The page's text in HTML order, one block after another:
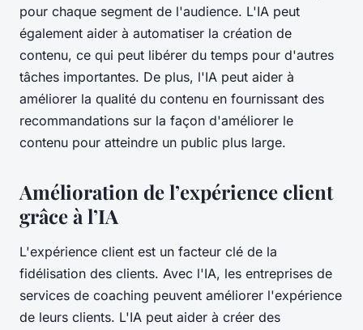
pour chaque segment de l'audience. L'IA peut
également aider à automatiser la création de
contenu, ce qui peut libérer du temps pour d'autres
tâches importantes. De plus, l'IA peut aider à
améliorer la qualité du contenu en fournissant des
recommandations sur la façon d'améliorer le
contenu pour atteindre un public plus large.
Amélioration de l’expérience client
grâce à l’IA
L'expérience client est un facteur clé de la
fidélisation des clients. Avec l'IA, les entreprises de
services de coaching peuvent améliorer l'expérience
de leurs clients. L'IA peut aider à créer des